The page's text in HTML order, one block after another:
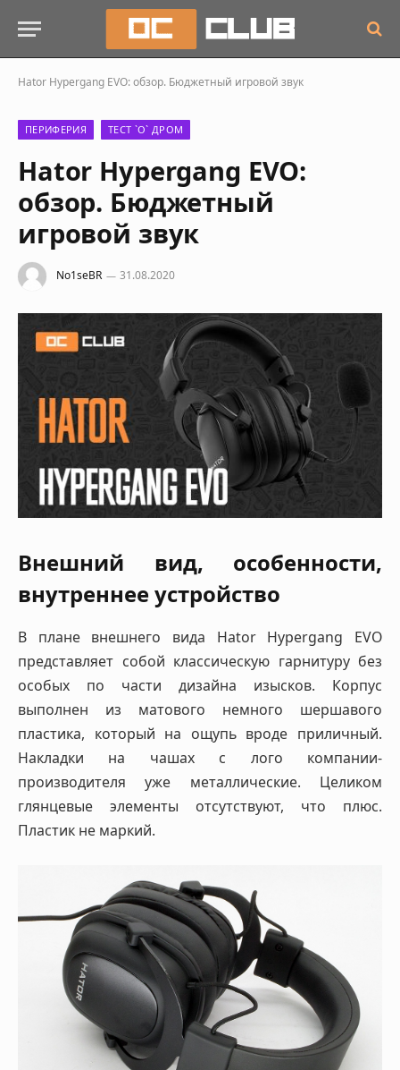
Hator Hypergang EVO: обзор. Бюджетный игровой звук
ПЕРИФЕРИЯ ТЕСТ `О` ДРОМ
Hator Hypergang EVO:
обзор. Бюджетный
игровой звук
No1seBR 31.08.2020
Внешний вид, особенности,
внутреннее устройство
В плане внешнего вида Hator Hypergang EVO
представляет собой классическую гарнитуру без
особых по части дизайна изысков. Корпус
выполнен из матового немного шершавого
пластика, который на ощупь вроде приличный.
Накладки на чашах с лого компании-
производителя уже металлические. Целиком
глянцевые элементы отсутствуют, что плюс.
Пластик не маркий.